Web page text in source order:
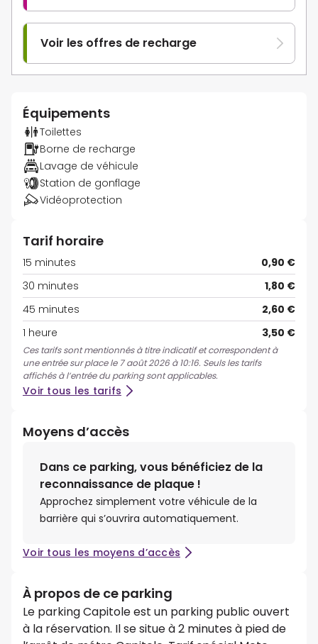
Voir les offres de recharge
Équipements
Toilettes
Borne de recharge
Lavage de véhicule
Station de gonflage
Vidéoprotection
Tarif horaire
15 minutes
0,90 €
30 minutes
1,80 €
45 minutes
2,60 €
1 heure
3,50 €
Ces tarifs sont mentionnés à titre indicatif et correspondent à
une entrée sur place le 7 août 2026 à 10:16. Seuls les tarifs
affichés à l’entrée du parking sont applicables.
Voir tous les tarifs
Moyens d’accès
Dans ce parking, vous bénéficiez de la
reconnaissance de plaque !
Approchez simplement votre véhicule de la
barrière qui s’ouvrira automatiquement.
Voir tous les moyens d’accès
À propos de ce parking
Le parking Capitole est un parking public ouvert
à la réservation. Il se situe à 2 minutes à pied de